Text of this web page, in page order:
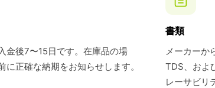
金後7〜15日です。在庫品の場
正確な納期をお知らせします。
書類
メーカーか
TDS、およ
レーサビリ